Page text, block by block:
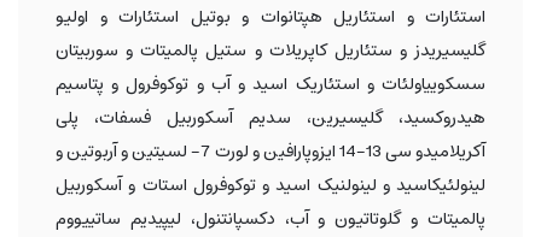
استئارات و استئاریل هپتانوات و بوتیل استئارات و اولیو
گلیسیریدز و ستئاریل کاپریلات و ستیل پالمیتات و سوربیتان
سسکوییاولئات و استئاریک اسید و آب و توکوفرول و پتاسیم
هیدروکسید، گلیسیرین، سدیم آسکوربیل فسفات، پلی
آکریلامیدو سی 13-14 ایزوپارافین و لورت 7- لسیتین و آربوتین و
لینولئیکاسید و لینولنیک اسید و توکوفرول استات و آسکوربیل
پالمیتات و گلوتاتیون و آب، دکسپانتنول، لیپیدیم ساتییووم